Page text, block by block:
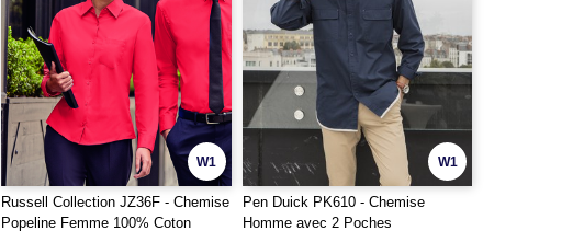
W1
Russell Collection JZ36F - Chemise
Popeline Femme 100% Coton
W1
Pen Duick PK610 - Chemise
Homme avec 2 Poches